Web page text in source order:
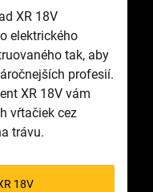
XR 18V
elektrického
tak, aby
profesií.
XR 18V vám
vŕtačiek cez
trávu.
18V